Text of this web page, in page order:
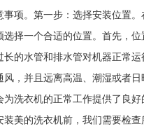
事项。第一步：选择安装位置
选择一个合适的位置。首先，
长的水管和排水管对机器正常
风，并且远离高温、潮湿或者
为洗衣机的正常工作提供了良
装美的洗衣机前，我们需要检